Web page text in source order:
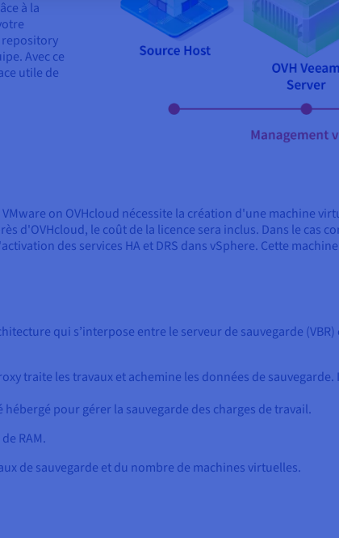
à la
Avec ce
utile de
on OVHcloud nécessite la création d'une machine
d'OVHcloud, le coût de la licence sera inclus. Dans le cas
des services HA et DRS dans vSphere. Cette
qui s’interpose entre le serveur de sauvegarde
traite les travaux et achemine les données de sauvegarde.
pour gérer la sauvegarde des charges de travail.
RAM.
de sauvegarde et du nombre de machines virtuelles.